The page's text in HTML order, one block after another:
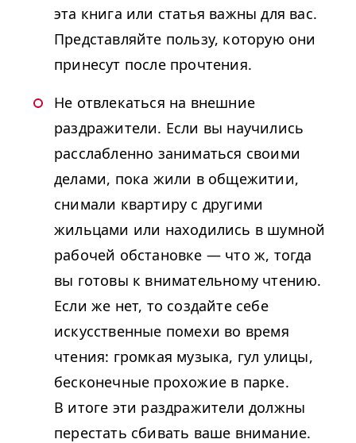
эта книга или статья важны для вас.
Представляйте пользу, которую они
принесут после прочтения.
Не отвлекаться на внешние
раздражители. Если вы научились
расслабленно заниматься своими
делами, пока жили в общежитии,
снимали квартиру с другими
жильцами или находились в шумной
рабочей обстановке — что ж, тогда
вы готовы к внимательному чтению.
Если же нет, то создайте себе
искусственные помехи во время
чтения: громкая музыка, гул улицы,
бесконечные прохожие в парке.
В итоге эти раздражители должны
перестать сбивать ваше внимание.